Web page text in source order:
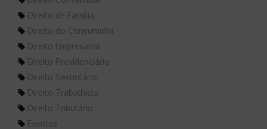
Direito de Família
Direito do Consumidor
Direito Empresarial
Direito Previdenciário
Direito Securitário
Direito Trabalhista
Direito Tributário
Eventos